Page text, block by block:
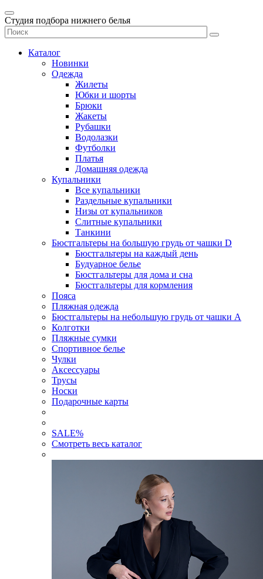
Студия подбора нижнего белья
Каталог
Новинки
Одежда
Жилеты
Юбки и шорты
Брюки
Жакеты
Рубашки
Водолазки
Футболки
Платья
Домашняя одежда
Купальники
Все купальники
Раздельные купальники
Низы от купальников
Слитные купальники
Танкини
Бюстгальтеры на большую грудь от чашки D
Бюстгальтеры на каждый день
Будуарное белье
Бюстгальтеры для дома и сна
Бюстгальтеры для кормления
Пояса
Пляжная одежда
Бюстгальтеры на небольшую грудь от чашки А
Колготки
Пляжные сумки
Спортивное белье
Чулки
Аксессуары
Трусы
Носки
Подарочные карты
SALE%
Смотреть весь каталог